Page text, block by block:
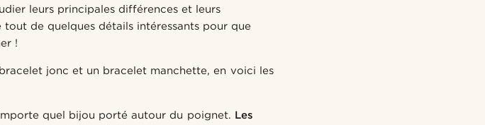
leurs principales différences et leurs
de quelques détails intéressants pour que
!
jonc et un bracelet manchette, en voici les
quel bijou porté autour du poignet. Les